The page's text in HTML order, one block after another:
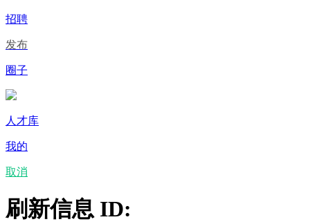
招聘
发布
圈子
人才库
我的
取消
刷新信息 ID: